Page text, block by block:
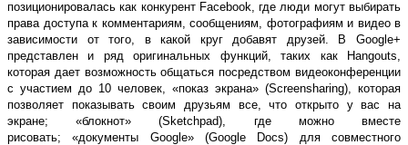
позиционировалась как конкурент Facebook, где люди могут выбирать
права доступа к комментариям, сообщениям, фотографиям и видео в
зависимости от того, в какой круг добавят друзей. В Google+
представлен и ряд оригинальных функций, таких как Hangouts,
которая дает возможность общаться посредством видеоконференции
с участием до 10 человек, «показ экрана» (Screensharing), которая
позволяет показывать своим друзьям все, что открыто у вас на
экране; «блокнот» (Sketchpad), где можно вместе
рисовать; «документы Google» (Google Docs) для совместного